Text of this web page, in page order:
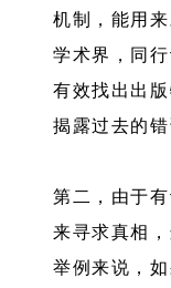
机制，能用
学术界，同
有效找出出
揭露过去的
第二，由于
来寻求真相
举例来说，